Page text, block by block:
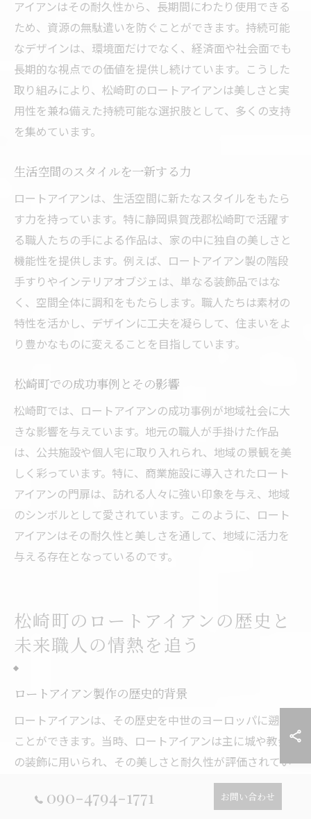
アイアンはその耐久性から、長期間にわたり使用できる
ため、資源の無駄遣いを防ぐことができます。持続可能
なデザインは、環境面だけでなく、経済面や社会面でも
長期的な視点での価値を提供し続けています。こうした
取り組みにより、松崎町のロートアイアンは美しさと実
用性を兼ね備えた持続可能な選択肢として、多くの支持
を集めています。
生活空間のスタイルを一新する力
ロートアイアンは、生活空間に新たなスタイルをもたら
す力を持っています。特に静岡県賀茂郡松崎町で活躍す
る職人たちの手による作品は、家の中に独自の美しさと
機能性を提供します。例えば、ロートアイアン製の階段
手すりやインテリアオブジェは、単なる装飾品ではな
く、空間全体に調和をもたらします。職人たちは素材の
特性を活かし、デザインに工夫を凝らして、住まいをよ
り豊かなものに変えることを目指しています。
松崎町での成功事例とその影響
松崎町では、ロートアイアンの成功事例が地域社会に大
きな影響を与えています。地元の職人が手掛けた作品
は、公共施設や個人宅に取り入れられ、地域の景観を美
しく彩っています。特に、商業施設に導入されたロート
アイアンの門扉は、訪れる人々に強い印象を与え、地域
のシンボルとして愛されています。このように、ロート
アイアンはその耐久性と美しさを通して、地域に活力を
与える存在となっているのです。
松崎町のロートアイアンの歴史と
未来職人の情熱を追う
ロートアイアン製作の歴史的背景
ロートアイアンは、その歴史を中世のヨーロッパに遡る
ことができます。当時、ロートアイアンは主に城や教会
の装飾に用いられ、その美しさと耐久性が評価されてい
ました。日本では、明治時代以降に西洋文化の影響を受
けて普及し始め、職人たちは伝統的な技術を学びながら
090-4794-1771 お問い合わせ